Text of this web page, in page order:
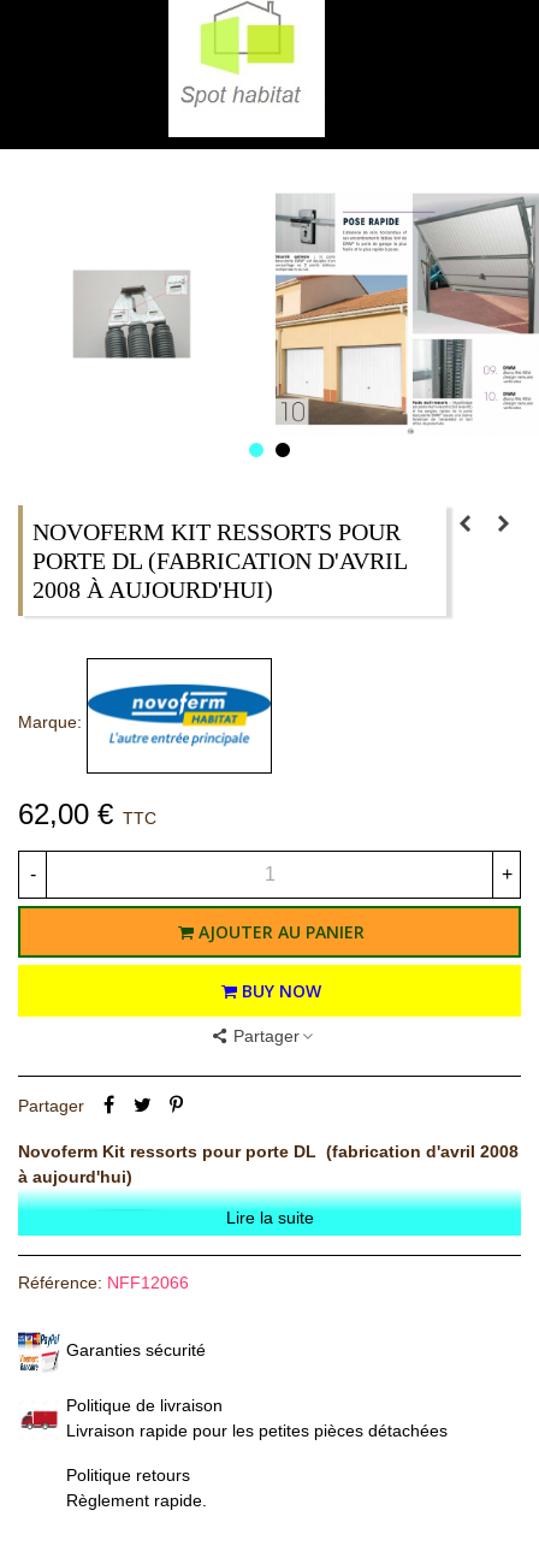
NOVOFERM KIT RESSORTS POUR
PORTE DL (FABRICATION D'AVRIL
2008 À AUJOURD'HUI)
Marque:
62,00 € TTC
- +
AJOUTER AU PANIER
BUY NOW
Partager
Partager
Novoferm Kit ressorts pour porte DL (fabrication d'avril 2008
à aujourd'hui)
Lire la suite
Référence: NFF12066
Garanties sécurité
Politique de livraison
Livraison rapide pour les petites pièces détachées
Politique retours
Règlement rapide.